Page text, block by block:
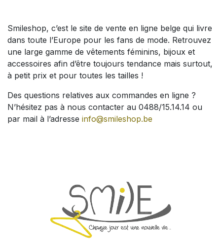
Smileshop, c’est le site de vente en ligne belge qui livre
dans toute l’Europe pour les fans de mode. Retrouvez
une large gamme de vêtements féminins, bijoux et
accessoires afin d’être toujours tendance mais surtout,
à petit prix et pour toutes les tailles !
Des questions relatives aux commandes en ligne ?
N’hésitez pas à nous contacter au 0488/15.14.14 ou
par mail à l’adresse info@smileshop.be